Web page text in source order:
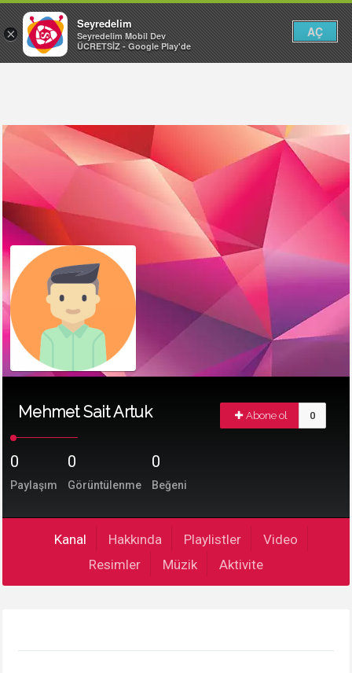
Mehmet Sait Artuk Abone ol 0
0
Paylaşım
0
Görüntülenme
0
Beğeni
Kanal Hakkında Playlistler
Video
Resimler
Müzik Aktivite
×
Seyredelim
Seyredelim Mobil Dev
ÜCRETSİZ - Google Play'de
AÇ